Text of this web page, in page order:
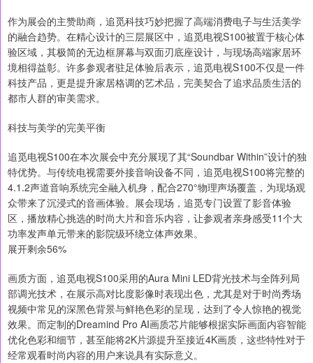
作为展会的主赞助商，追觅科技巧妙把握了高端消费电子与生活美学
的融合趋势。在精心设计的三层展区中，追觅电视S100被置于核心体
验区域，其极简的无边框屏幕与双面刃底座设计，与现场高端家居环
境相得益彰。许多参观者驻足体验后表示，追觅电视S100不仅是一件
科技产品，更是提升家居格调的艺术品，完美契合了追求品质生活的
都市人群的审美需求。
科技与美学的完美平衡
追觅电视S100在本次展会中充分展现了其“Soundbar Within”设计的独
特优势。与传统电视需要外接音响设备不同，追觅电视S100将完整的
4.1.2声道音响系统完全融入机身，配合270°物理声场覆盖，为现场观
众带来了沉浸式的音画体验。展会现场，追觅专门设置了影音体验
区，播放精心挑选的时尚大片和音乐内容，让参观者亲身感受11个大
功率发声单元带来的影院级环绕立体声效果。
展开剩余56%
画质方面，追觅电视S100采用的Aura Mini LED背光技术与全阵列局
部调光技术，在展示高对比度影像时表现出色，尤其是对于时尚秀场
视频中常见的深黑色背景与鲜艳色彩的呈现，达到了令人惊艳的视觉
效果。而定制的Dreamind Pro AI画质芯片能够根据实际画面内容智能
优化色彩和细节，甚至能将2K片源提升至接近4K画质，这些特性对于
经常观看时尚内容的用户来说具有实际意义。